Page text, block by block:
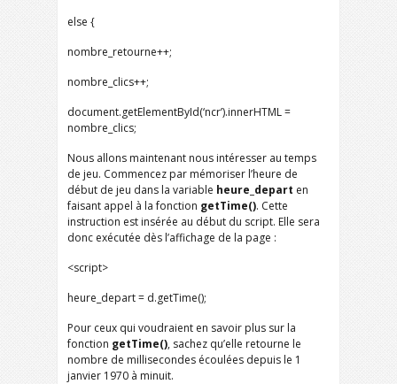
else {
nombre_retourne++;
nombre_clics++;
document.getElementById(‘ncr’).innerHTML =
nombre_clics;
Nous allons maintenant nous intéresser au temps
de jeu. Commencez par mémoriser l’heure de
début de jeu dans la variable heure_depart en
faisant appel à la fonction getTime(). Cette
instruction est insérée au début du script. Elle sera
donc exécutée dès l’affichage de la page :
<script>
heure_depart = d.getTime();
Pour ceux qui voudraient en savoir plus sur la
fonction getTime(), sachez qu’elle retourne le
nombre de millisecondes écoulées depuis le 1
janvier 1970 à minuit.